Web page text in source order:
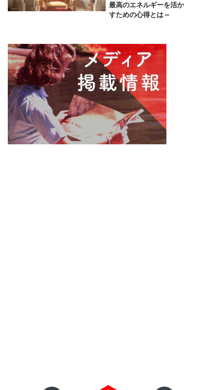
最高のエネルギーを活か
すための心得とは～